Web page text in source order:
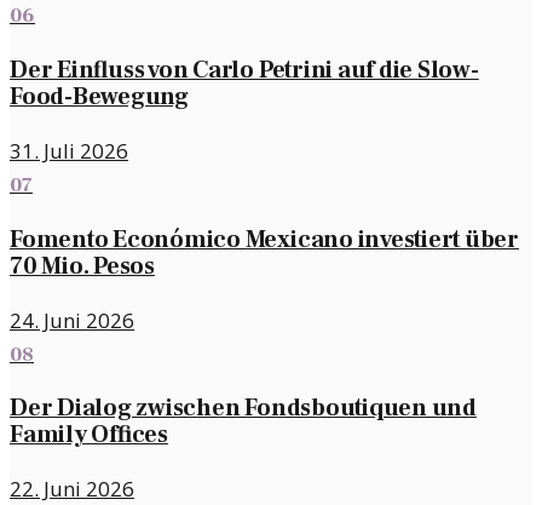
06
Der Einfluss von Carlo Petrini auf die Slow-
Food-Bewegung
31. Juli 2026
07
Fomento Económico Mexicano investiert über
70 Mio. Pesos
24. Juni 2026
08
Der Dialog zwischen Fondsboutiquen und
Family Offices
22. Juni 2026